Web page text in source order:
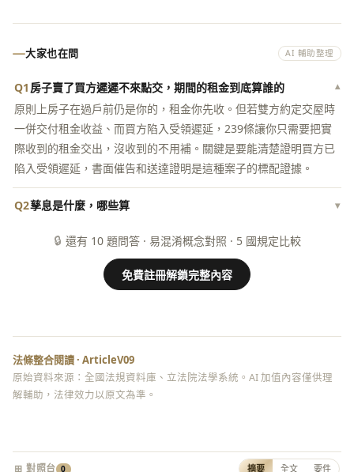
大家也在問 AI 輔助整理
Q1 房子賣了買方遲遲不來點交，期間的租金到底算誰的 ▾
原則上房子在過戶前仍是你的，租金你先收。但若雙方約定交屋時
一併交付租金收益、而買方陷入受領遲延，239條讓你只需要把實
際收到的租金交出，沒收到的不用補。關鍵是要能清楚證明買方已
陷入受領遲延，書面催告和送達證明是這種案子的標配證據。
Q2孳息是什麼，哪些算 ▾
🔒 還有 10 題問答 · 易混淆概念對照 · 5 國規定比較
免費註冊解鎖完整內容
法條整合閱讀 · ArticleV09
原始資料來源：全國法規資料庫、立法院法學系統。AI 加值內容僅供理
解輔助，法律效力以原文為準。
⊞ 對照台 0 摘要 全文 要件